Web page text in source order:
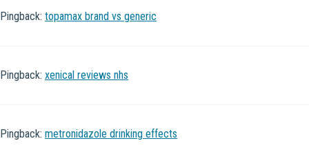
Pingback: topamax brand vs generic
Pingback: xenical reviews nhs
Pingback: metronidazole drinking effects